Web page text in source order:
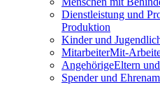
Dienstleistung und
Produktion
Kinder und
MitarbeiterMit-
AngehörigeEltern
Spender und